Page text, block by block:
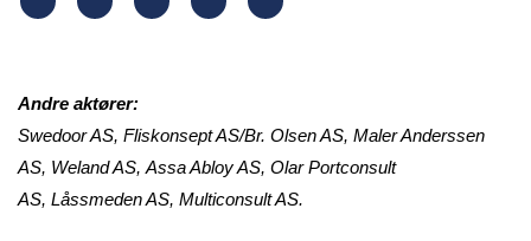
Andre aktører:
Swedoor AS, Fliskonsept AS/Br. Olsen AS, Maler Anderssen
AS, Weland AS, Assa Abloy AS, Olar Portconsult
AS, Låssmeden AS, Multiconsult AS.